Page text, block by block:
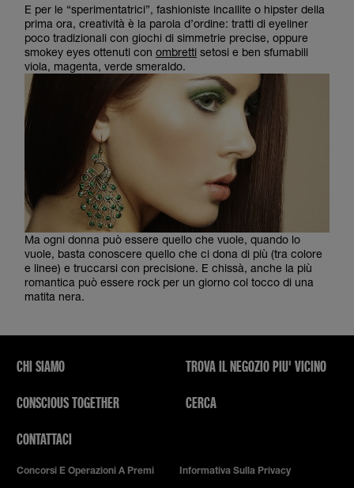
E per le “sperimentatrici”, fashioniste incallite o hipster della
prima ora, creatività è la parola d’ordine: tratti di eyeliner
poco tradizionali con giochi di simmetrie precise, oppure
smokey eyes ottenuti con ombretti setosi e ben sfumabili
viola, magenta, verde smeraldo.
Ma ogni donna può essere quello che vuole, quando lo
vuole, basta conoscere quello che ci dona di più (tra colore
e linee) e truccarsi con precisione. E chissà, anche la più
romantica può essere rock per un giorno col tocco di una
matita nera.
CHI SIAMO
CONSCIOUS TOGETHER
CONTATTACI
TROVA IL NEGOZIO PIU' VICINO
CERCA
Concorsi E Operazioni A Premi Informativa Sulla Privacy